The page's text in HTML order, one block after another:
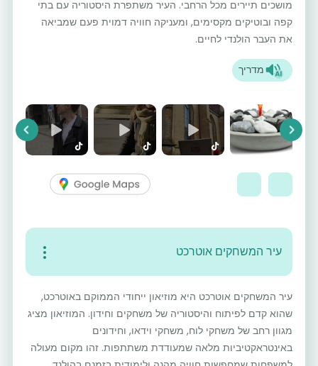
מושכים תיירים מכל הרחבי. העיר משתפרת היסטוריה עם בתי
קפה ובוטיקים מקסימים, ומעניקה חוויה דמוית פעם שמביאה
את העבר הולנדי לחיים.
מדריך
Next
עיר המשחקים אוטרכט
עיר המשחקים אוטרכט היא מוזיאון ייחודי הממוקם באוטרכט,
שהוא קדם לפיתוח והיסטוריה של משחקים וחידון. המוזיאון מציג
מגוון רחב של משחקי לוח, משחקי וידאו, וחידונים
באינטראקטיביות מלאה שמעודדת משתתפות. זהו מקום מעולה